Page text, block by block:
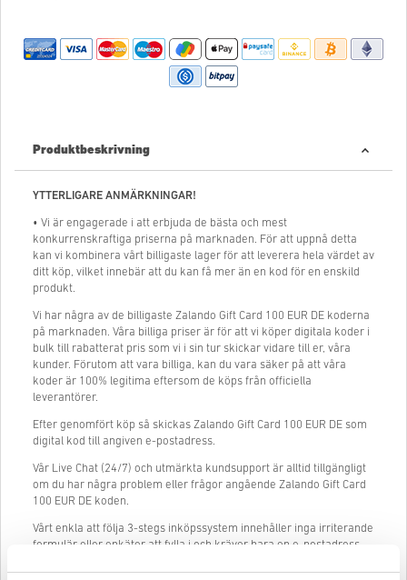
Produktbeskrivning
YTTERLIGARE ANMÄRKNINGAR!
• Vi är engagerade i att erbjuda de bästa och mest
konkurrenskraftiga priserna på marknaden. För att uppnå detta
kan vi kombinera vårt billigaste lager för att leverera hela värdet av
ditt köp, vilket innebär att du kan få mer än en kod för en enskild
produkt.
Vi har några av de billigaste Zalando Gift Card 100 EUR DE koderna
på marknaden. Våra billiga priser är för att vi köper digitala koder i
bulk till rabatterat pris som vi i sin tur skickar vidare till er, våra
kunder. Förutom att vara billiga, kan du vara säker på att våra
koder är 100% legitima eftersom de köps från officiella
leverantörer.
Efter genomfört köp så skickas Zalando Gift Card 100 EUR DE som
digital kod till angiven e-postadress.
Vår Live Chat (24/7) och utmärkta kundsupport är alltid tillgängligt
om du har några problem eller frågor angående Zalando Gift Card
100 EUR DE koden.
Vårt enkla att följa 3-stegs inköpssystem innehåller inga irriterande
formulär eller enkäter att fylla i och kräver bara en e-postadress